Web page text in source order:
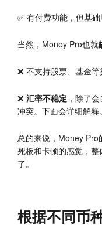
✅ 有付费功能，但基础
当然，Money Pro也就
❌ 不支持股票、基金等
❌ 汇率不稳定 ，除了
冲突。下面会详细解释。
总的来说，Money Pro
死板和卡顿的感觉，
了。
根据不同币